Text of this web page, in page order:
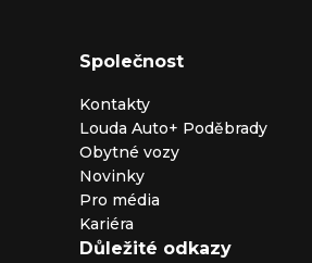
Společnost
Kontakty
Louda Auto+ Poděbrady
Obytné vozy
Novinky
Pro média
Kariéra
Důležité odkazy